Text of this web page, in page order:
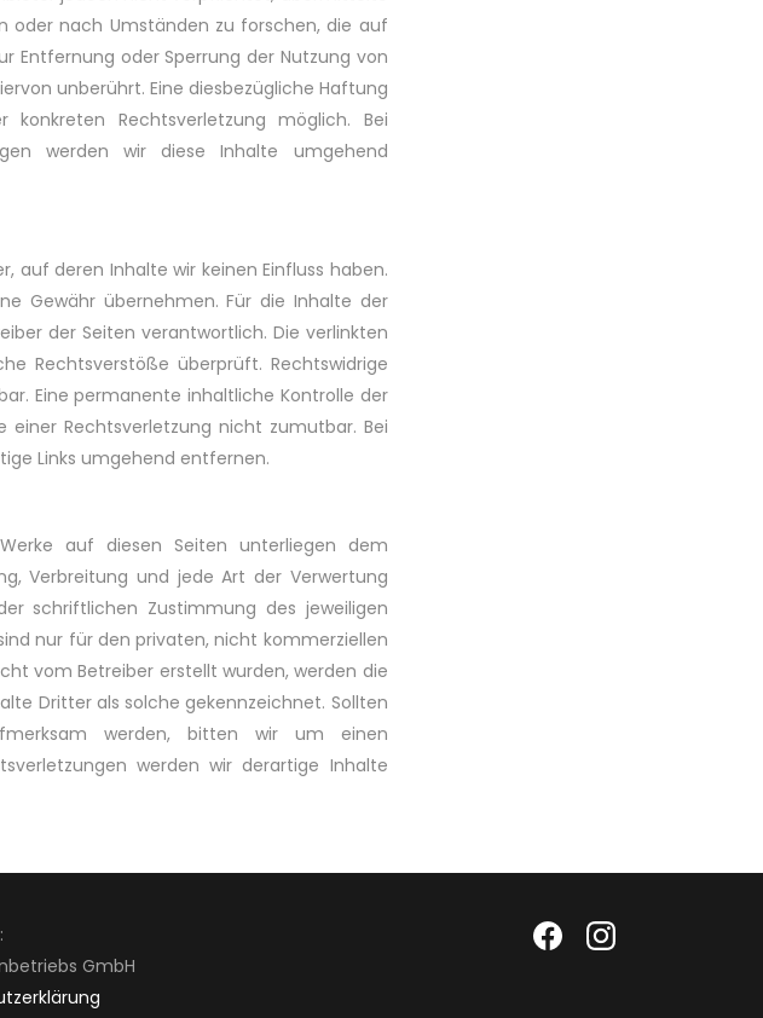
nach Umständen zu forschen, die auf
Entfernung oder Sperrung der Nutzung von
unberührt. Eine diesbezügliche Haftung
Rechtsverletzung möglich. Bei
werden wir diese Inhalte umgehend
auf deren Inhalte wir keinen Einfluss haben.
Gewähr übernehmen. Für die Inhalte der
der Seiten verantwortlich. Die verlinkten
Rechtsverstöße überprüft. Rechtswidrige
Eine permanente inhaltliche Kontrolle der
Rechtsverletzung nicht zumutbar. Bei
Links umgehend entfernen.
auf diesen Seiten unterliegen dem
Verbreitung und jede Art der Verwertung
schriftlichen Zustimmung des jeweiligen
nur für den privaten, nicht kommerziellen
vom Betreiber erstellt wurden, werden die
Dritter als solche gekennzeichnet. Sollten
werden, bitten wir um einen
werden wir derartige Inhalte
GmbH